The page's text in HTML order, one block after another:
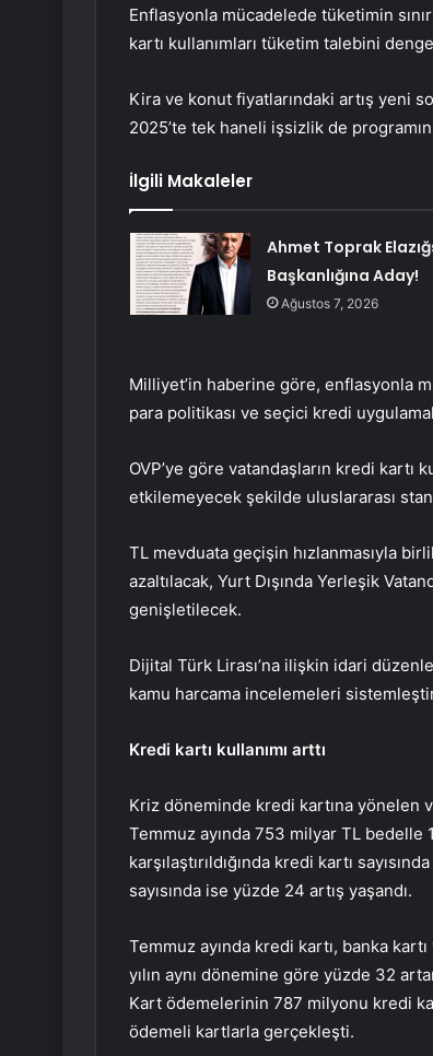
Enflasyonla mücadelede tüketimin
kartı kullanımları tüketim talebini
Kira ve konut fiyatlarındaki artış yeni
2025’te tek haneli işsizlik de
İlgili Makaleler
Ahmet Toprak
Başkanlığına Aday!
Ağustos 7, 2026
Milliyet’in haberine göre, enflasyonla
para politikası ve seçici kredi
OVP’ye göre vatandaşların kredi kartı
etkilemeyecek şekilde uluslararası
TL mevduata geçişin hızlanmasıyla
azaltılacak, Yurt Dışında Yerleşik
genişletilecek.
Dijital Türk Lirası’na ilişkin idari
kamu harcama incelemeleri
Kredi kartı kullanımı arttı
Kriz döneminde kredi kartına yönelen
Temmuz ayında 753 milyar TL
karşılaştırıldığında kredi kartı
sayısında ise yüzde 24 artış yaşandı.
Temmuz ayında kredi kartı, banka
yılın aynı dönemine göre yüzde 32
Kart ödemelerinin 787 milyonu kredi
ödemeli kartlarla gerçekleşti.